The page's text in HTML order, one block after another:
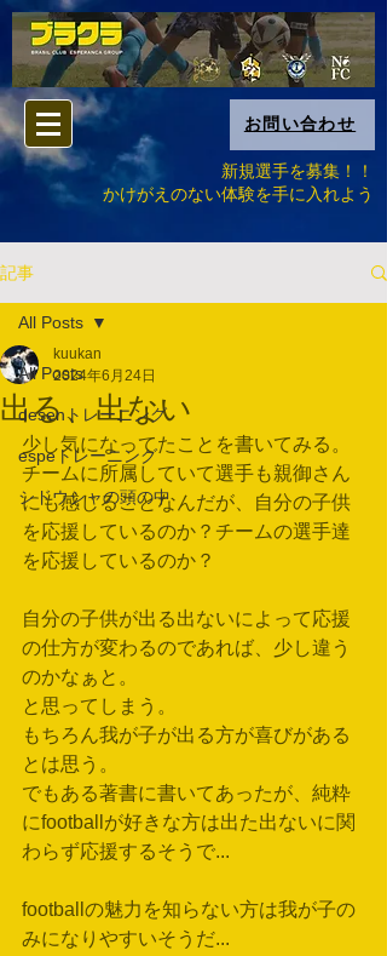
お問い合わせ
新規選手を募集！！
​かけがえのない体験を手に入れよう
記事
All Posts
desenトレーニング
espeトレーニング
シドウシャの頭の中
All Posts
出る、出ない
kuukan
2024年6月24日
少し気になってたことを書いてみる。
チームに所属していて選手も親御さん
にも感じることなんだが、自分の子供
を応援しているのか？チームの選手達
を応援しているのか？
自分の子供が出る出ないによって応援
の仕方が変わるのであれば、少し違う
のかなぁと。
と思ってしまう。
もちろん我が子が出る方が喜びがある
とは思う。
でもある著書に書いてあったが、純粋
にfootballが好きな方は出た出ないに関
わらず応援するそうで...
footballの魅力を知らない方は我が子の
みになりやすいそうだ...